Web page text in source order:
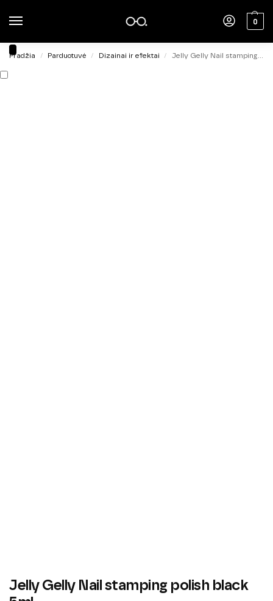
0
Pradžia / Parduotuvė / Dizainai ir efektai / Jelly Gelly Nail stamping polish black 5ml
Jelly Gelly Nail stamping polish black